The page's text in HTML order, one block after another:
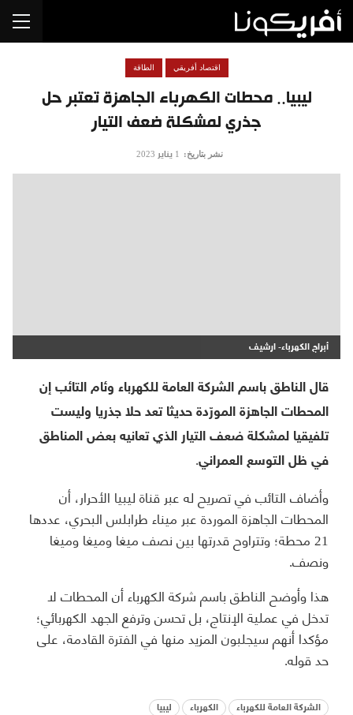
ليبيا.. محطات الكهرباء الجاهزة تعتبر حل
جذري لمشكلة ضعف التيار
اقتصاد أفريقي الطاقة
نشر بتاريخ: 1 يناير 2023
أبراج الكهرباء- ارشيف
قال الناطق باسم الشركة العامة للكهرباء وئام التائب إن
المحطات الجاهزة المورّدة حديثا تعد حلا جذريا وليست
تلفيقيا لمشكلة ضعف التيار الذي تعانيه بعض المناطق
في ظل التوسع العمراني.
وأضاف التائب في تصريح له عبر قناة ليبيا الأحرار، أن
المحطات الجاهزة الموردة عبر ميناء طرابلس البحري، عددها
21 محطة؛ وتتراوح قدرتها بين نصف ميغا وميغا وميغا
ونصف.
هذا وأوضح الناطق باسم شركة الكهرباء أن المحطات لا
تدخل في عملية الإنتاج، بل تحسن وترفع الجهد الكهربائي؛
مؤكدا أنهم سيجلبون المزيد منها في الفترة القادمة، على
حد قوله.
الشركة العامة للكهرباء الكهرباء ليبيا